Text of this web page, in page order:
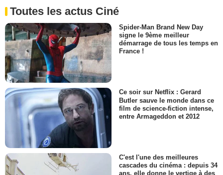
Toutes les actus Ciné
Spider-Man Brand New Day
signe le 9ème meilleur
démarrage de tous les temps en
France !
Ce soir sur Netflix : Gerard
Butler sauve le monde dans ce
film de science-fiction intense,
entre Armageddon et 2012
C'est l'une des meilleures
cascades du cinéma : depuis 34
ans, elle donne le vertige à des